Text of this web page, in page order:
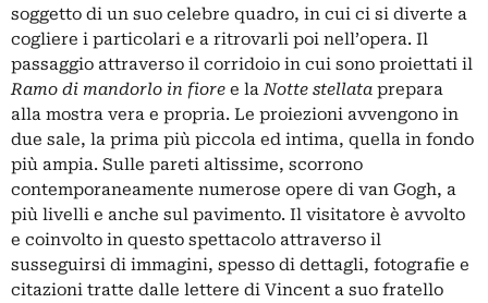
soggetto di un suo celebre quadro, in cui ci si diverte a
cogliere i particolari e a ritrovarli poi nell’opera. Il
passaggio attraverso il corridoio in cui sono proiettati il
Ramo di mandorlo in fiore e laNotte stellata prepara
alla mostra vera e propria. Le proiezioni avvengono in
due sale, la prima più piccola ed intima, quella in fondo
più ampia. Sulle pareti altissime, scorrono
contemporaneamente numerose opere di van Gogh, a
più livelli e anche sul pavimento. Il visitatore è avvolto
e coinvolto in questo spettacolo attraverso il
susseguirsi di immagini, spesso di dettagli, fotografie e
citazioni tratte dalle lettere di Vincent a suo fratello